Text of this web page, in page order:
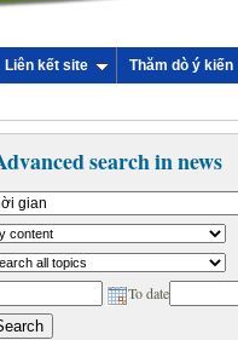
Liên kết site Thăm dò ý kiến
search in news
To date